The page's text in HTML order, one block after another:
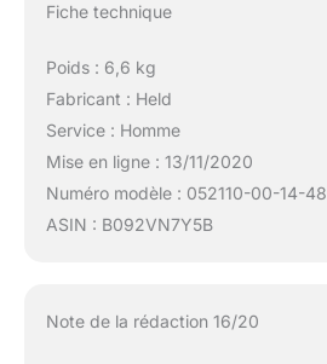
Fiche technique
Poids : 6,6 kg
Fabricant : Held
Service : Homme
Mise en ligne : 13/11/2020
Numéro modèle : 052110-00-14-48
ASIN : B092VN7Y5B
Note de la rédaction 16/20